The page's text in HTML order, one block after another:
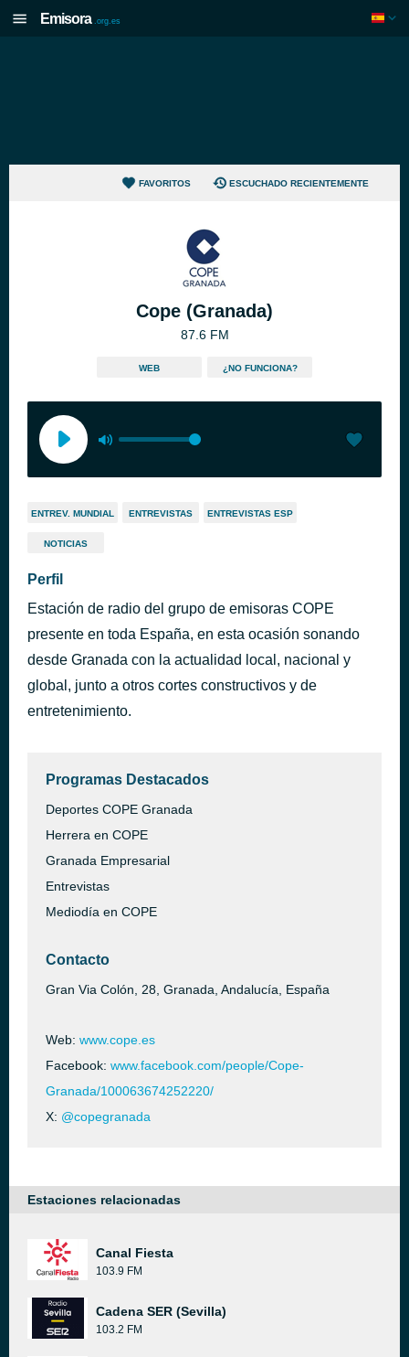
Emisora .org.es
FAVORITOS ESCUCHADO RECIENTEMENTE
Cope (Granada)
87.6 FM
WEB ¿NO FUNCIONA?
ENTREV. MUNDIAL ENTREVISTAS ENTREVISTAS ESP
NOTICIAS
Perfil
Estación de radio del grupo de emisoras COPE
presente en toda España, en esta ocasión sonando
desde Granada con la actualidad local, nacional y
global, junto a otros cortes constructivos y de
entretenimiento.
Programas Destacados
Deportes COPE Granada
Herrera en COPE
Granada Empresarial
Entrevistas
Mediodía en COPE
Contacto
Gran Via Colón, 28, Granada, Andalucía, España
Web: www.cope.es
Facebook: www.facebook.com/people/Cope-
Granada/100063674252220/
X: @copegranada
Estaciones relacionadas
Canal Fiesta
103.9 FM
Cadena SER (Sevilla)
103.2 FM